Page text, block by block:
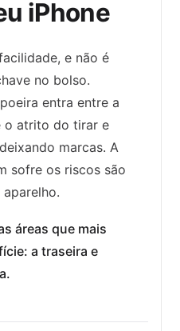
iPhone
e não é
no bolso.
entra entre a
o atrito do tirar e
marcas. A
sofre os riscos são
áreas que mais
a traseira e